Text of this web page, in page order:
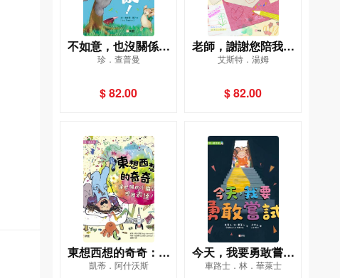
不如意，也沒關係！
[新雅．繪本館]
珍．查普曼
$ 82.00
老師，謝謝您陪我長
大[新雅．繪本館]
艾斯特．湯姆
$ 82.00
東想西想的奇奇：讓
忙碌的小腦袋學會表
凱蒂．阿什沃斯
今天，我要勇敢嘗試
[新雅．繪本館]
車路士．林．華萊士